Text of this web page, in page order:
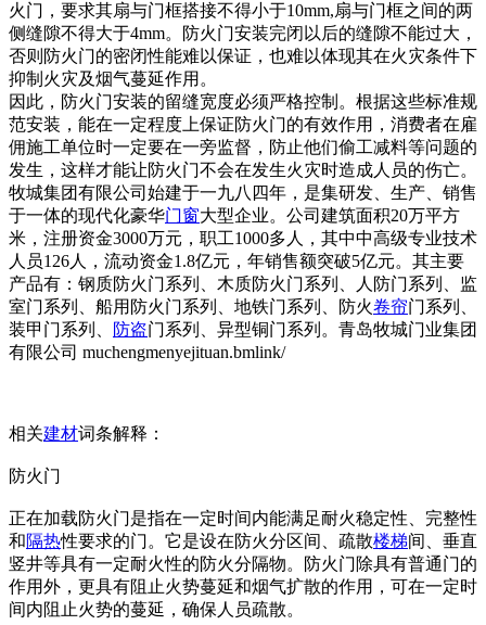
火门，要求其扇与门框搭接不得小于10mm,扇与门框之间的两
侧缝隙不得大于4mm。防火门安装完闭以后的缝隙不能过大，
否则防火门的密闭性能难以保证，也难以体现其在火灾条件下
抑制火灾及烟气蔓延作用。
因此，防火门安装的留缝宽度必须严格控制。根据这些标准规
范安装，能在一定程度上保证防火门的有效作用，消费者在雇
佣施工单位时一定要在一旁监督，防止他们偷工减料等问题的
发生，这样才能让防火门不会在发生火灾时造成人员的伤亡。
牧城集团有限公司始建于一九八四年，是集研发、生产、销售
于一体的现代化豪华门窗大型企业。公司建筑面积20万平方
米，注册资金3000万元，职工1000多人，其中中高级专业技术
人员126人，流动资金1.8亿元，年销售额突破5亿元。其主要
产品有：钢质防火门系列、木质防火门系列、人防门系列、监
室门系列、船用防火门系列、地铁门系列、防火卷帘门系列、
装甲门系列、
防盗门系列、异型铜门系列。青岛牧城门业集团
有限公司 muchengmenyejituan.bmlink/
相关建材词条解释：
防火门
正在加载防火门是指在一定时间内能满足耐火稳定性、完整性
和隔热性要求的门。它是设在防火分区间、疏散楼梯间、垂直
竖井等具有一定耐火性的防火分隔物。防火门除具有普通门的
作用外，更具有阻止火势蔓延和烟气扩散的作用，可在一定时
间内阻止火势的蔓延，确保人员疏散。